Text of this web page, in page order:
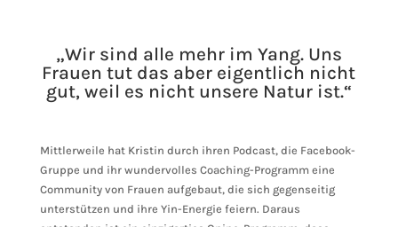
„Wir sind alle mehr im Yang. Uns
Frauen tut das aber eigentlich nicht
gut, weil es nicht unsere Natur ist.“
Mittlerweile hat Kristin durch ihren Podcast, die Facebook-
Gruppe und ihr wundervolles Coaching-Programm eine
Community von Frauen aufgebaut, die sich gegenseitig
unterstützen und ihre Yin-Energie feiern. Daraus